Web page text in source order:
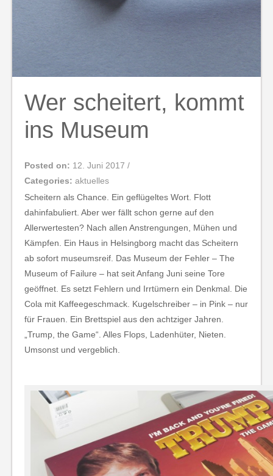
Wer scheitert, kommt
ins Museum
Posted on: 12. Juni 2017 /
Categories: aktuelles
Scheitern als Chance. Ein geflügeltes Wort. Flott
dahinfabuliert. Aber wer fällt schon gerne auf den
Allerwertesten? Nach allen Anstrengungen, Mühen und
Kämpfen. Ein Haus in Helsingborg macht das Scheitern
ab sofort museumsreif. Das Museum der Fehler – The
Museum of Failure – hat seit Anfang Juni seine Tore
geöffnet. Es setzt Fehlern und Irrtümern ein Denkmal. Die
Cola mit Kaffeegeschmack. Kugelschreiber – in Pink – nur
für Frauen. Ein Brettspiel aus den achtziger Jahren.
„Trump, the Game“. Alles Flops, Ladenhüter, Nieten.
Umsonst und vergeblich.